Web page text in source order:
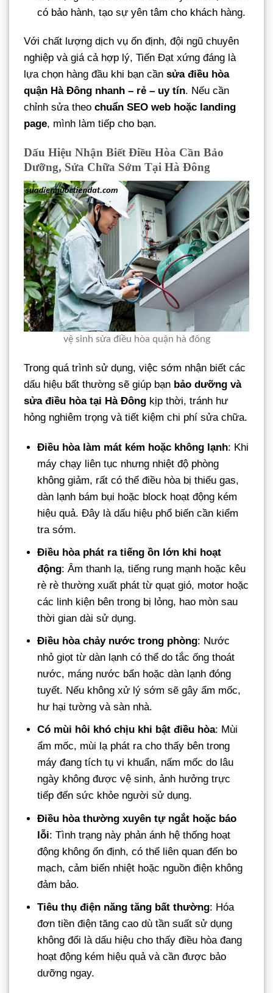
có bảo hành, tạo sự yên tâm cho khách hàng.
Với chất lượng dịch vụ ổn định, đội ngũ chuyên
nghiệp và giá cả hợp lý, Tiến Đạt xứng đáng là
lựa chọn hàng đầu khi bạn cần sửa điều hòa
quận Hà Đông nhanh – rẻ – uy tín. Nếu cần
chỉnh sửa theo chuẩn SEO web hoặc landing
page, mình làm tiếp cho bạn.
Dấu Hiệu Nhận Biết Điều Hòa Cần Bảo
Dưỡng, Sửa Chữa Sớm Tại Hà Đông
vệ sinh sửa điều hòa quận hà đông
Trong quá trình sử dụng, việc sớm nhận biết các
dấu hiệu bất thường sẽ giúp bạn bảo dưỡng và
sửa điều hòa tại Hà Đông kịp thời, tránh hư
hỏng nghiêm trọng và tiết kiệm chi phí sửa chữa.
Điều hòa làm mát kém hoặc không lạnh: Khi
máy chạy liên tục nhưng nhiệt độ phòng
không giảm, rất có thể điều hòa bị thiếu gas,
dàn lạnh bám bụi hoặc block hoạt động kém
hiệu quả. Đây là dấu hiệu phổ biến cần kiểm
tra sớm.
Điều hòa phát ra tiếng ồn lớn khi hoạt
động: Âm thanh lạ, tiếng rung mạnh hoặc kêu
rè rè thường xuất phát từ quạt gió, motor hoặc
các linh kiện bên trong bị lỏng, hao mòn sau
thời gian dài sử dụng.
Điều hòa chảy nước trong phòng: Nước
nhỏ giọt từ dàn lạnh có thể do tắc ống thoát
nước, máng nước bẩn hoặc dàn lạnh đóng
tuyết. Nếu không xử lý sớm sẽ gây ẩm mốc,
hư hại tường và sàn nhà.
Có mùi hôi khó chịu khi bật điều hòa: Mùi
ẩm mốc, mùi lạ phát ra cho thấy bên trong
máy đang tích tụ vi khuẩn, nấm mốc do lâu
ngày không được vệ sinh, ảnh hưởng trực
tiếp đến sức khỏe người sử dụng.
Điều hòa thường xuyên tự ngắt hoặc báo
lỗi: Tình trạng này phản ánh hệ thống hoạt
động không ổn định, có thể liên quan đến bo
mạch, cảm biến nhiệt hoặc nguồn điện không
đảm bảo.
Tiêu thụ điện năng tăng bất thường: Hóa
đơn tiền điện tăng cao dù tần suất sử dụng
không đổi là dấu hiệu cho thấy điều hòa đang
hoạt động kém hiệu quả và cần được bảo
dưỡng ngay.